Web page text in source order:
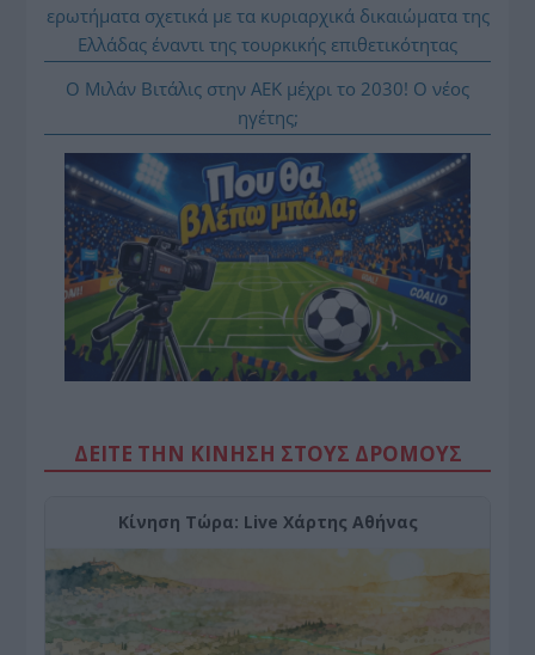
ερωτήματα σχετικά με τα κυριαρχικά δικαιώματα της
Ελλάδας έναντι της τουρκικής επιθετικότητας
Ο Μιλάν Βιτάλις στην ΑΕΚ μέχρι το 2030! Ο νέος
ηγέτης;
ΔΕΙΤΕ ΤΗΝ ΚΙΝΗΣΗ ΣΤΟΥΣ ΔΡΌΜΟΥΣ
Κίνηση Τώρα: Live Χάρτης Αθήνας